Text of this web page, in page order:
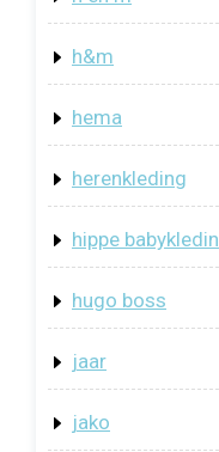
h&m
hema
herenkleding
hippe
hugo boss
jaar
jako